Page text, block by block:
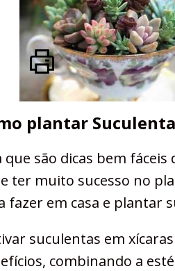
plantar
que são dicas bem
ter muito sucesso no
fazer em casa e plantar
suculentas em
combinando a